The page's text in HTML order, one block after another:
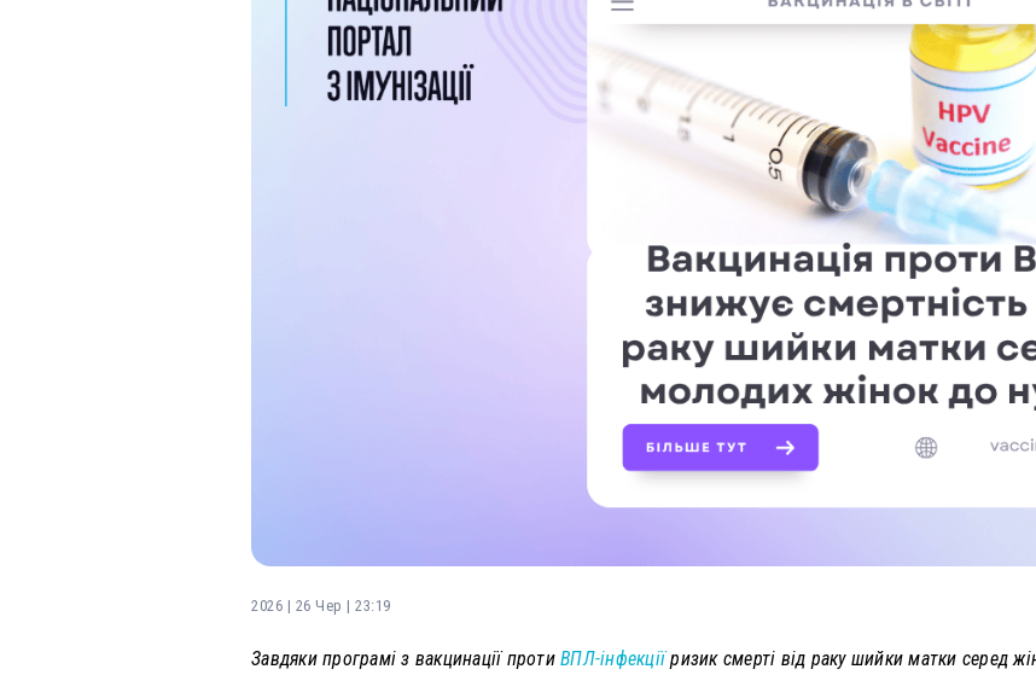
2026 | 26 Чер | 23:19
Завдяки програмі з вакцинації проти ВПЛ-інфекціїризик смерті від раку шийки матки серед